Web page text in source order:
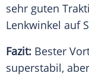
sehr guten
Lenkwinkel auf
Fazit: Bester
superstabil,